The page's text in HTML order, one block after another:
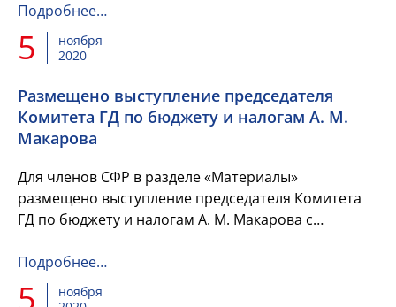
организации образовательного процесса в изме...
Подробнее…
5
ноября
2020
Размещено выступление председателя
Комитета ГД по бюджету и налогам А. М.
Макарова
Для членов СФР в разделе «Материалы»
размещено выступление председателя Комитета
ГД по бюджету и налогам А. М. Макарова с
проекта Федерального бюджета 102...
Подробнее…
ноября